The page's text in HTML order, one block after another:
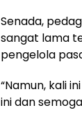
Senada,
sangat lama
pengelola
“Namun, kali
ini dan